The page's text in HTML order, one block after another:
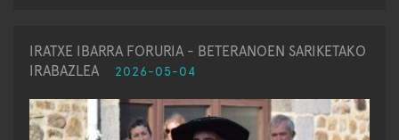
IRATXE IBARRA FORURIA - BETERANOEN SARIKETAKO
IRABAZLEA
2026-05-04